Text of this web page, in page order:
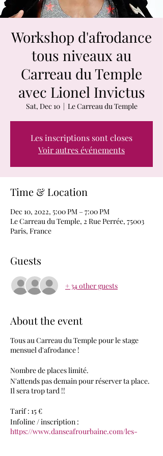
Workshop d'afrodance
tous niveaux au
Carreau du Temple
avec Lionel Invictus
Sat, Dec 10
  |
Le Carreau du Temple
Les inscriptions sont closes
Voir autres événements
Time & Location
Dec 10, 2022, 5:00 PM – 7:00 PM
Le Carreau du Temple, 2 Rue Perrée, 75003
Paris, France
Guests
+ 34 other guests
About the event
Tous au Carreau du Temple pour le stage
mensuel d'afrodance !
Nombre de places limité.
N'attends pas demain pour réserver ta place.
Il sera trop tard !!
Tarif : 15 €
Infoline / inscription :
https://www.danseafrourbaine.com/les-